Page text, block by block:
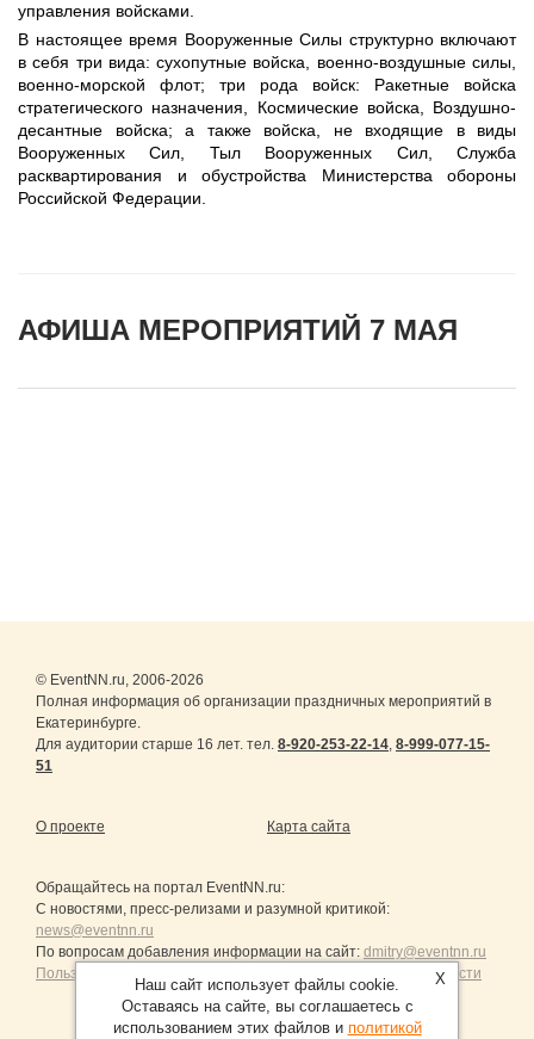
управления войсками.
В настоящее время Вооруженные Силы структурно включают
в себя три вида: сухопутные войска, военно-воздушные силы,
военно-морской флот; три рода войск: Ракетные войска
стратегического назначения, Космические войска, Воздушно-
десантные войска; а также войска, не входящие в виды
Вооруженных Сил, Тыл Вооруженных Сил, Служба
расквартирования и обустройства Министерства обороны
Российской Федерации.
АФИША МЕРОПРИЯТИЙ 7 МАЯ
© EventNN.ru, 2006-2026
Полная информация об организации праздничных мероприятий в
Екатеринбурге.
Для аудитории старше 16 лет. тел. 8-920-253-22-14, 8-999-077-15-
51
О проекте Карта сайта
Обращайтесь на портал EventNN.ru:
С новостями, пресс-релизами и разумной критикой:
news@eventnn.ru
По вопросам добавления информации на сайт: dmitry@eventnn.ru
Пользовательское Соглашение и политика конфиденциальности
X
Наш сайт использует файлы cookie.
Оставаясь на сайте, вы соглашаетесь с
использованием этих файлов и политикой